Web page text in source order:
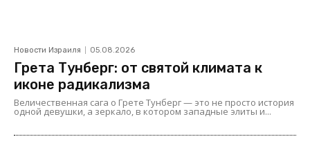
Новости Израиля 05.08.2026
Грета Тунберг: от святой климата к
иконе радикализма
Величественная сага о Грете Тунберг — это не просто история
одной девушки, а зеркало, в котором западные элиты и...